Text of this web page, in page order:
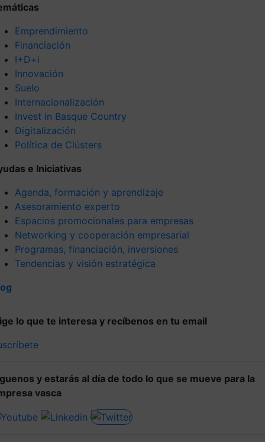
Emprendimiento
Financiación
I+D+i
Innovación
Suelo
Internacionalización
Invest in Basque Country
Digitalización
Política de Clústers
e Iniciativas
Agenda, formación y aprendizaje
Asesoramiento experto
Espacios promocionales para empresas
Networking y cooperación empresarial
Programas, financiación, inversiones
Tendencias y visión estratégica
lo que te interesa y recíbenos en tu email
y estarás al día de todo lo que se mueve para la
vasca